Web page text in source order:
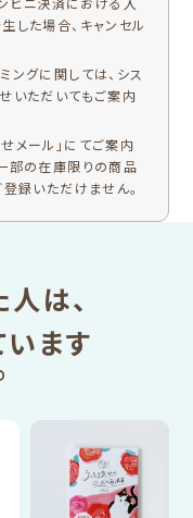
した場合、キャンセル
ングに関しては、シス
いただいてもご案内
メール」にてご案内
部の在庫限りの商品
録いただけません。
は、
ます